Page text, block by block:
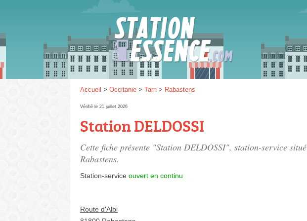
Accueil > Occitanie > Tarn > Rabastens
Vérifié le 21 juillet 2026
Station DELDOSSI
Cette fiche présente "Station DELDOSSI", station-service situé
Rabastens.
Station-service ouvert en continu
Route d'Albi
Gazole :
Disponible
SP 98 :
Disponible